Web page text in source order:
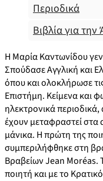
Περιοδικά
Βιβλία για
Η Μαρία Καντωνίδου
Σπούδασε Αγγλική και
όπου και ολοκλήρωσε
Επιστήμη. Κείμενα και
ηλεκτρονικά
έχουν μεταφραστεί στα
μάνικα. Η πρώτη της
συμπεριλήφθηκε στη
Βραβείων Jean Moréas.
ποιητή και με το